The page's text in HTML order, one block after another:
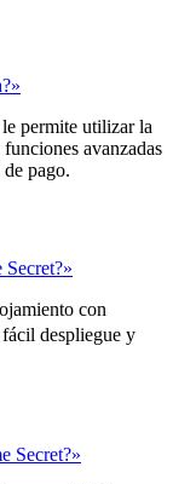
permite utilizar la
avanzadas
pago.
con
despliegue y
Secret?»